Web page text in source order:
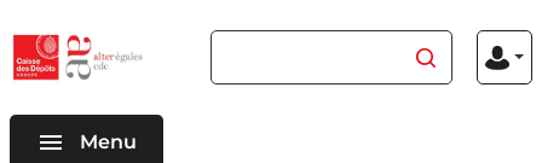
contenu
menu
Rechercher du contenu
Menu
Menu